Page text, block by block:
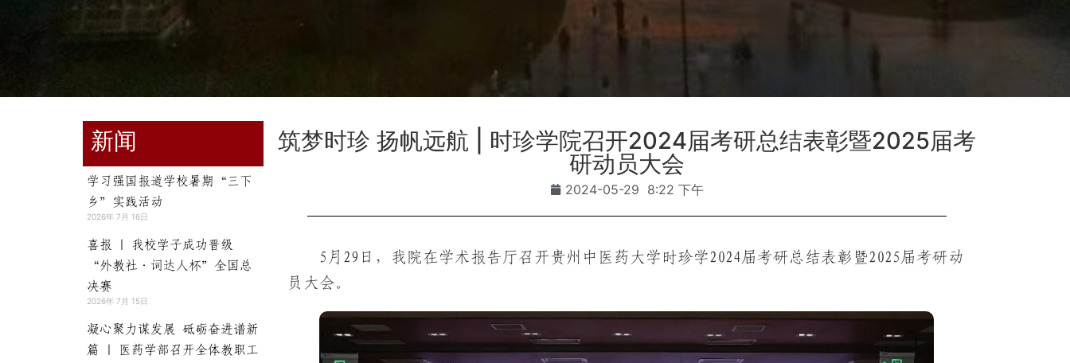
新闻
学习强国报道学校暑期“三下
乡”实践活动
2026年 7月 16日
喜报 | 我校学子成功晋级
“外教社·词达人杯”全国总
决赛
2026年 7月 15日
凝心聚力谋发展 砥砺奋进谱新
篇 | 医药学部召开全体教职工
筑梦时珍 扬帆远航 | 时珍学院召开2024届考研总结表彰暨2025届考
研动员大会
2024-05-29 8:22 下午
5月29日，我院在学术报告厅召开贵州中医药大学时珍学2024届考研总结表彰暨2025届考研动
员大会。